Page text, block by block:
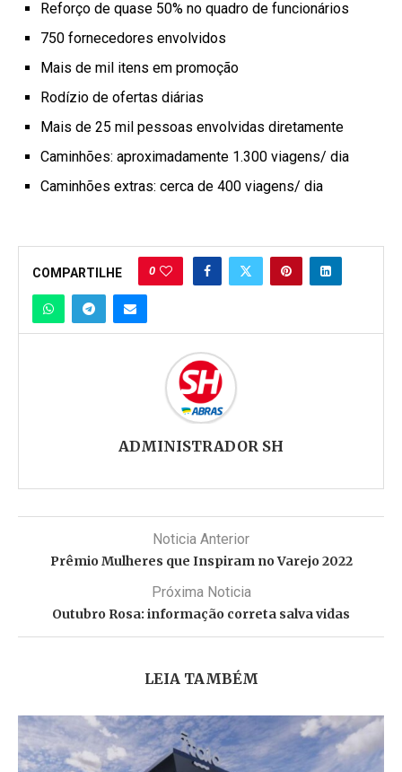
Reforço de quase 50% no quadro de funcionários
750 fornecedores envolvidos
Mais de mil itens em promoção
Rodízio de ofertas diárias
Mais de 25 mil pessoas envolvidas diretamente
Caminhões: aproximadamente 1.300 viagens/ dia
Caminhões extras: cerca de 400 viagens/ dia
COMPARTILHE 0
ADMINISTRADOR SH
Noticia Anterior
Prêmio Mulheres que Inspiram no Varejo 2022
Próxima Noticia
Outubro Rosa: informação correta salva vidas
LEIA TAMBÉM